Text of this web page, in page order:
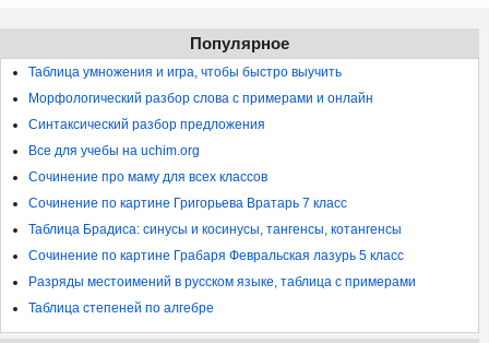
Популярное
Таблица умножения и игра, чтобы быстро выучить
Морфологический разбор слова с примерами и онлайн
Синтаксический разбор предложения
Все для учебы на uchim.org
Сочинение про маму для всех классов
Сочинение по картине Григорьева Вратарь 7 класс
Таблица Брадиса: синусы и косинусы, тангенсы, котангенсы
Сочинение по картине Грабаря Февральская лазурь 5 класс
Разряды местоимений в русском языке, таблица с примерами
Таблица степеней по алгебре